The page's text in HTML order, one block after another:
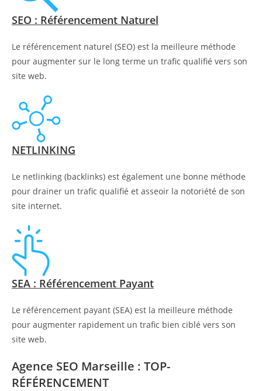
SEO : Référencement Naturel
Le référencement naturel (SEO) est la meilleure méthode
pour augmenter sur le long terme un trafic qualifié vers son
site web.
NETLINKING
Le netlinking (backlinks) est également une bonne méthode
pour drainer un trafic qualifié et asseoir la notoriété de son
site internet.
SEA : Référencement Payant
Le référencement payant (SEA) est la meilleure méthode
pour augmenter rapidement un trafic bien ciblé vers son
site web.
Agence SEO Marseille : TOP-
RÉFÉRENCEMENT